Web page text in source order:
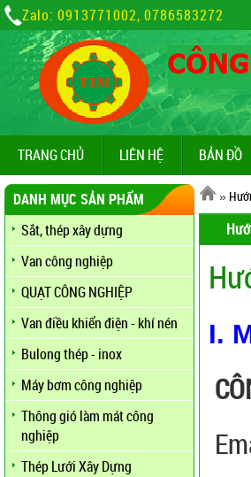
Zalo: 0913771002, 0786583272
TRANG CHỦ LIÊN HỆ BẢN ĐỒ
DANH MỤC SẢN PHẨM
Sắt, thép xây dựng
Van công nghiệp
QUẠT CÔNG NGHIỆP
Van điều khiển điện - khí nén
Bulong thép - inox
Máy bơm công nghiệp
Thông gió làm mát công
nghiệp
Thép Lưới Xây Dựng
»
I.